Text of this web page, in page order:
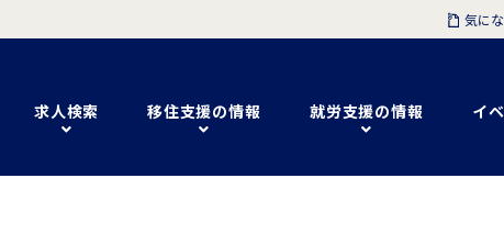
求人検索 移住支援の情報 就労支援の情報 イ
気に